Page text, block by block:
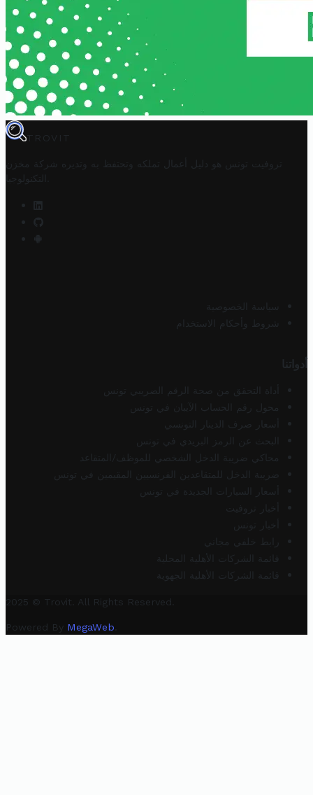
TROVIT
تروفيت تونس هو دليل أعمال تملكه وتحتفظ به وتديره
شركة مخزن
التكنولوجيا
سياسة الخصوصية
شروط وأحكام الاستخدام
أدواتنا
أداة التحقق من صحة الرقم الضريبي تونس
محول رقم الحساب الآيبان في تونس
أسعار صرف الدينار التونسي
البحث عن الرمز البريدي في تونس
محاكي ضريبة الدخل الشخصي للموظف/المتقاعد
ضريبة الدخل للمتقاعدين الفرنسيين المقيمين في تونس
أسعار السيارات الجديدة في تونس
أخبار تروفيت
أخبار تونس
رابط خلفي مجاني
قائمة الشركات الأهلية المحلية
قائمة الشركات الأهلية الجهوية
2025 © Trovit. All Rights Reserved.
Powered By MegaWeb